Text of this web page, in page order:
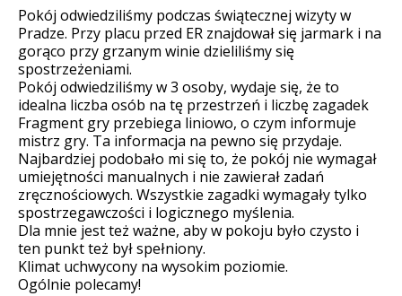
Pokój odwiedziliśmy podczas świątecznej wizyty w
Pradze. Przy placu przed ER znajdował się jarmark i na
gorąco przy grzanym winie dzieliliśmy się
spostrzeżeniami.
Pokój odwiedziliśmy w 3 osoby, wydaje się, że to
idealna liczba osób na tę przestrzeń i liczbę zagadek
Fragment gry przebiega liniowo, o czym informuje
mistrz gry. Ta informacja na pewno się przydaje.
Najbardziej podobało mi się to, że pokój nie wymagał
umiejętności manualnych i nie zawierał zadań
zręcznościowych. Wszystkie zagadki wymagały tylko
spostrzegawczości i logicznego myślenia.
Dla mnie jest też ważne, aby w pokoju było czysto i
ten punkt też był spełniony.
Klimat uchwycony na wysokim poziomie.
Ogólnie polecamy!